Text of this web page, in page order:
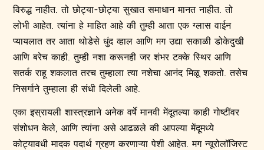
विरुद्ध नाहीत. तो छोट्या-छोट्या सुखात समाधान मानत नाहीत. तो
लोभी आहेत. त्यांना हे माहित आहे की तुम्ही आता एक ग्लास वाईन
प्यायलात तर आता थोडेसे धुंद व्हाल आणि मग उद्या सकाळी डोकेदुखी
आणि बरेच काही. तुम्ही नशा करूनही जर शंभर टक्के स्थिर आणि
सतर्क राहू शकलात तरच तुम्हाला त्या नशेचा आनंद मिळू शकतो. तसेच
निसर्गाने तुम्हाला ही संधी दिलेली आहे.
एका इस्रायली शास्त्रज्ञाने अनेक वर्षे मानवी मेंदूतल्या काही गोष्टींवर
संशोधन केले, आणि त्यांना असे आढळले की आपल्या मेंदूमध्ये
कोट्यावधी मादक पदार्थ ग्रहण करणाऱ्या पेशी आहेत. मग न्यूरोलॉजिस्ट